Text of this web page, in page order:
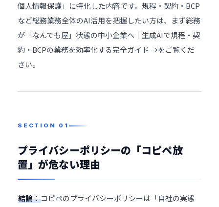
個人情報保護」に特化した内容です。規程・契約・BCP
など総務業務全体のAI活用を把握したい方は、まず総務
が「なんでも屋」状態の中小企業へ｜生成AIで規程・契
約・BCPの業務を効率化する完全ガイド →をご覧くだ
さい。
プライバシーポリシーの「コピペ放
置」が危ない理由
結論：コピペのプライバシーポリシーは「自社の実態